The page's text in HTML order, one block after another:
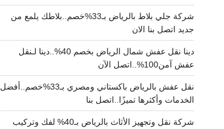
شركة جلي بلاط بالرياض بـ33%خصم..بلاطك يلمع من
جديد اتصل بنا الان
دينا نقل عفش شمال الرياض بخصم 40%..دينا لـنقل
عفش آمن100%..اتصل الآن
نقل عفش بالرياض باكستاني ومصري بـ33%خصم..أفضل
الخدمات وأكثرها تميزًا..اتصل بنا
شركة نقل وتجهيز الأثاث بالرياض بـ40% لفك وتركيب